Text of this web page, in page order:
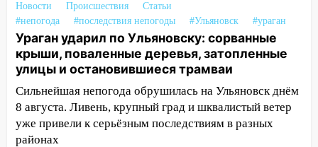
13:46
Сильный ветер сорвал крышу с
СТО на проспекте Созидателей
13:35 Непогода продолжает бить по
транспорту: в Ульяновске трамвай
сошёл с рельсов
13:22 Упавшие деревья перекрыли
дороги в Ульяновске: фото
Новости Происшествия
Статьи
#непогода
#последствия непогоды #Ульяновск #ураган
Ураган ударил по Ульяновску: сорванные
крыши, поваленные деревья, затопленные
улицы и остановившиеся трамваи
Сильнейшая непогода обрушилась на Ульяновск днём
8 августа. Ливень, крупный град и шквалистый ветер
уже привели к серьёзным последствиям в разных
районах